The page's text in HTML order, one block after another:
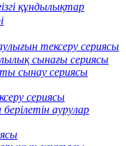
құндылықтар
тексеру сериясы
сынағы сериясы
сынау сериясы
сериясы
аурулар